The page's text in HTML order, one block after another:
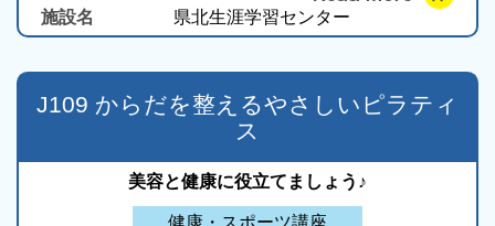
施設名
県北生涯学習センター
J109 からだを整えるやさしいピラティ
ス
美容と健康に役立てましょう♪
健康・スポーツ講座